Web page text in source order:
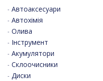
- Автоаксесуари
- Автохімія
- Олива
- Інструмент
- Акумулятори
- Склоочисники
- Диски